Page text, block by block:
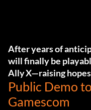
After years of
will finally be
Ally X—raising
Public Demo
Gamescom